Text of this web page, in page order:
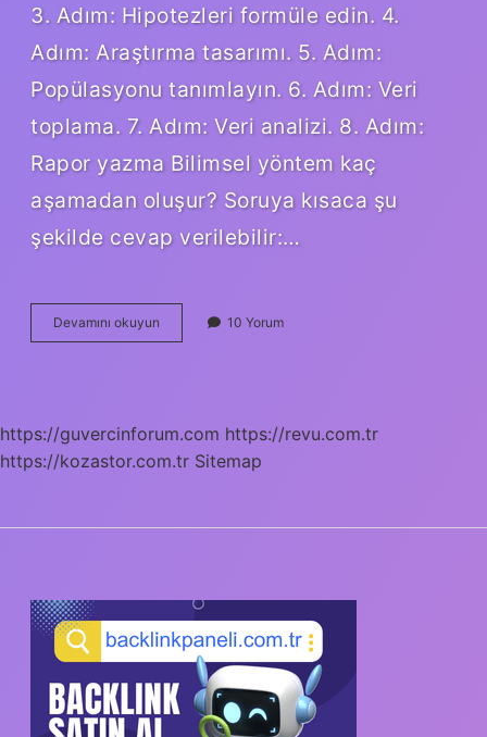
3. Adım: Hipotezleri formüle edin. 4.
Adım: Araştırma tasarımı. 5. Adım:
Popülasyonu tanımlayın. 6. Adım: Veri
toplama. 7. Adım: Veri analizi. 8. Adım:
Rapor yazma Bilimsel yöntem kaç
aşamadan oluşur? Soruya kısaca şu
şekilde cevap verilebilir:…
Devamını okuyun
Bir
10 Yorum
https://guvercinforum.com https://revu.com.tr
https://kozastor.com.tr Sitemap
SIDEBAR